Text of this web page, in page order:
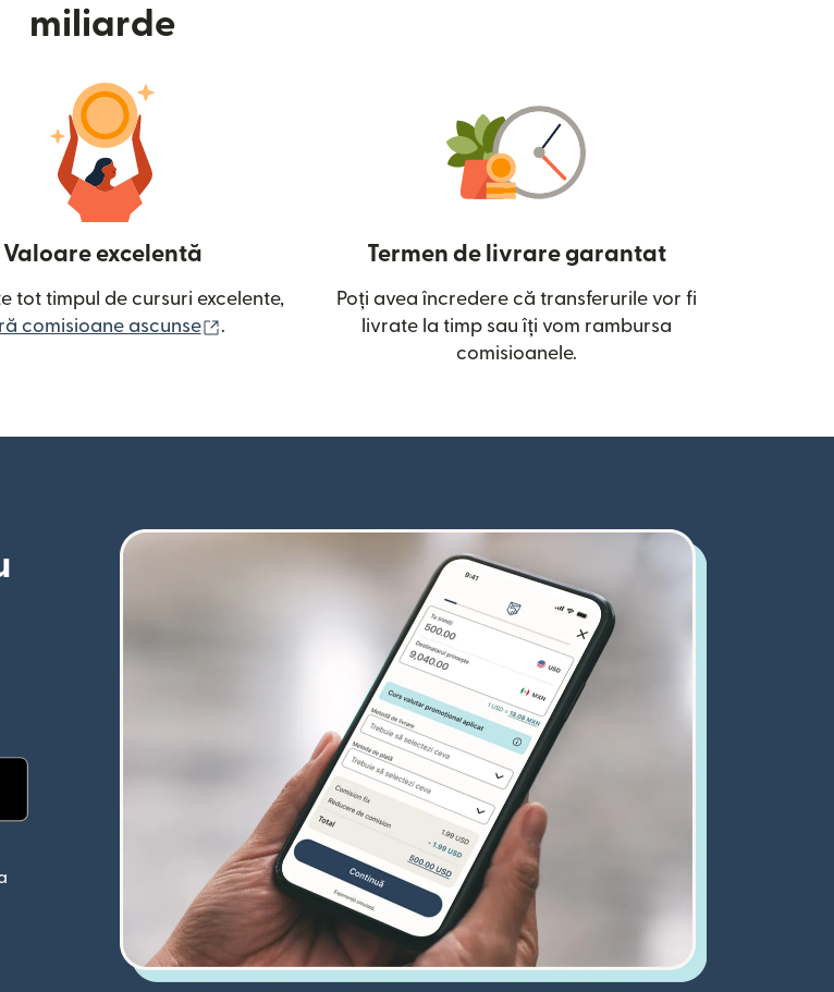
miliarde
Valoare excelentă
tot timpul de cursuri excelente,
comisioane ascunse
(se deschide într-o fereastră nouă)
.
Termen de livrare garantat
Poți avea încredere că transferurile vor fi
livrate la timp sau îți vom rambursa
comisioanele.
într-o fereastră nouă)
într-o fereastră nouă)